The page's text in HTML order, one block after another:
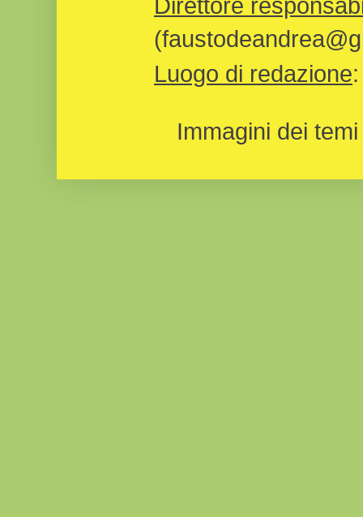
Direttore
Luogo di redazione
Immagini dei